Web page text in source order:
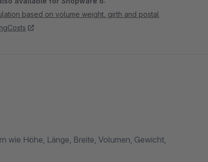
based on volume weight, girth and postal
wie Höhe, Länge, Breite, Volumen, Gewicht,